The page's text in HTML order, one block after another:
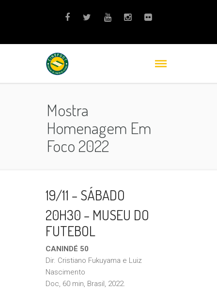
Mostra
Homenagem Em
Foco 2022
19/11 – SÁBADO
20H30 – MUSEU DO
FUTEBOL
CANINDÉ 50
Dir. Cristiano Fukuyama e Luiz
Nascimento
Doc, 60 min, Brasil, 2022.